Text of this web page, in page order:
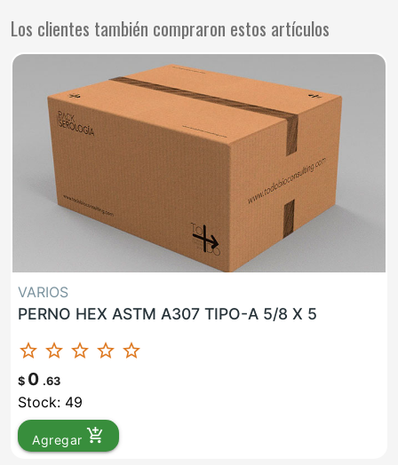
Los clientes también compraron estos artículos
VARIOS
PERNO HEX ASTM A307 TIPO-A 5/8 X 5
star_border star_border star_border star_border star_border
$ 0 .63
Stock: 49
Agregar add_shopping_cart